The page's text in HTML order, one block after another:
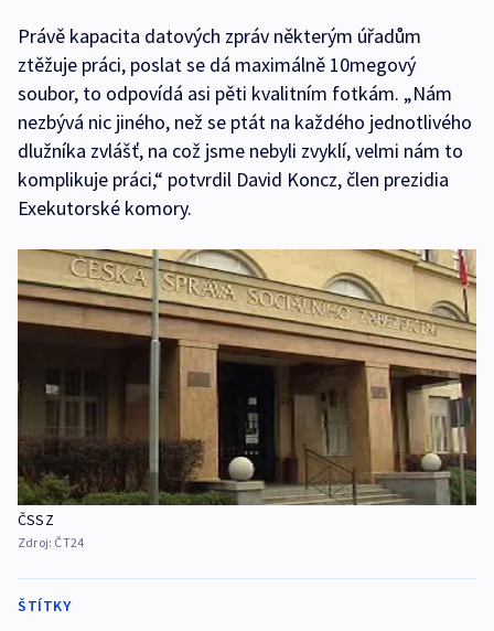
Právě kapacita datových zpráv některým úřadům
ztěžuje práci, poslat se dá maximálně 10megový
soubor, to odpovídá asi pěti kvalitním fotkám. „Nám
nezbývá nic jiného, než se ptát na každého jednotlivého
dlužníka zvlášť, na což jsme nebyli zvyklí, velmi nám to
komplikuje práci,“ potvrdil David Koncz, člen prezidia
Exekutorské komory.
ČSSZ
Zdroj: ČT24
ŠTÍTKY